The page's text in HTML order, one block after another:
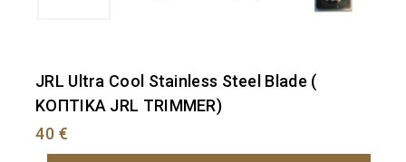
JRL Ultra Cool Stainless Steel Blade (
ΚΟΠΤΙΚΑ JRL TRIMMER)
40€